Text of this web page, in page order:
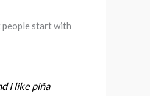
people start with
I like piña